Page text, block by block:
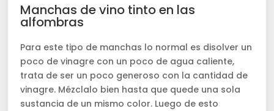
Manchas de vino tinto en las
alfombras
Para este tipo de manchas lo normal es disolver un
poco de vinagre con un poco de agua caliente,
trata de ser un poco generoso con la cantidad de
vinagre. Mézclalo bien hasta que quede una sola
sustancia de un mismo color. Luego de esto